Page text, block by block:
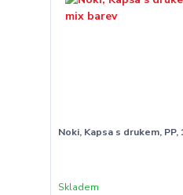
Noki, Kapsa s drukem, PP,
Skladem